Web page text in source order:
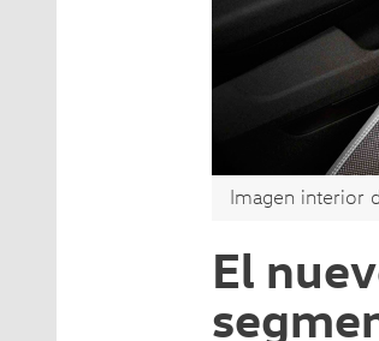
Imagen interior
El